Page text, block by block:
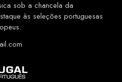
sob a chancela da
às seleções portuguesas